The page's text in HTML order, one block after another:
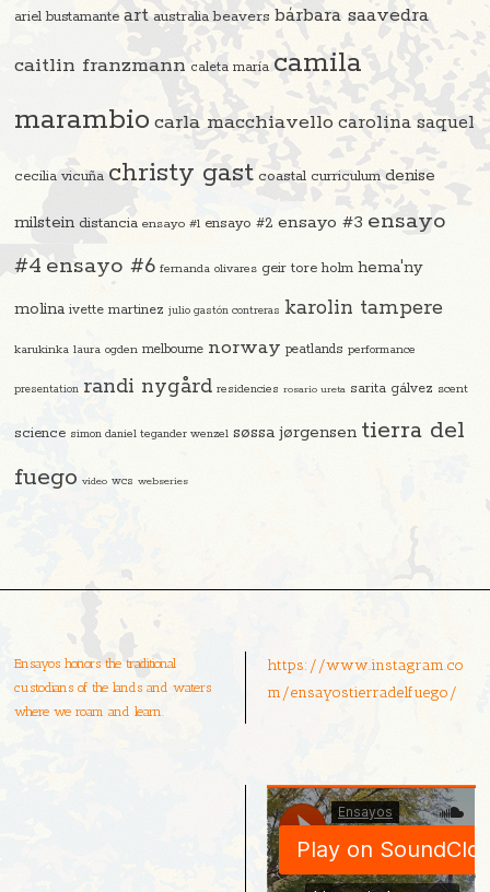
ariel bustamante art australia beavers bárbara saavedra
caitlin franzmann caleta maría camila
marambio carla macchiavello carolina saquel
cecilia vicuña christy gast coastal curriculum denise
milstein distancia ensayo #1 ensayo #2 ensayo #3 ensayo
#4 ensayo #6 fernanda olivares geir tore holm hema'ny
molina ivette martinez julio gastón contreras karolin tampere
karukinka laura ogden melbourne norway peatlands performance
presentation randi nygård residencies rosario ureta sarita gálvez scent
science simon daniel tegander wenzel søssa jørgensen tierra del
fuego video wcs webseries
Ensayos honors the traditional
custodians of the lands and waters
where we roam and learn.
https://www.instagram.co
m/ensayostierradelfuego/